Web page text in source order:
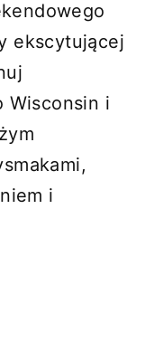
ekscytującej
Wisconsin i
i